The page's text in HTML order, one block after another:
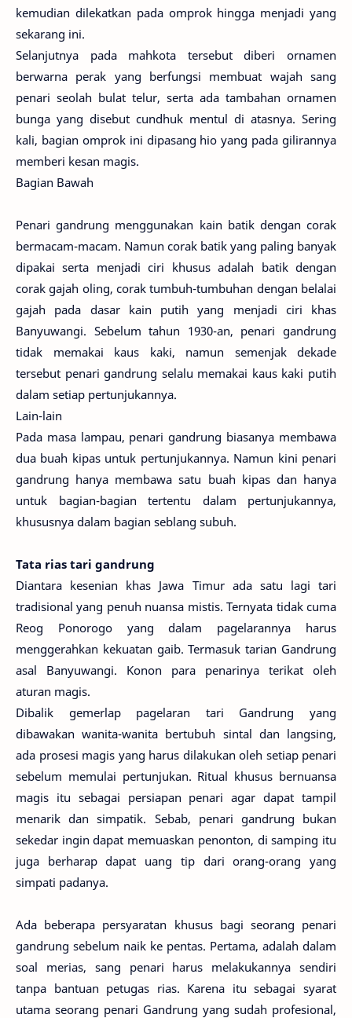
kemudian dilekatkan pada omprok hingga menjadi yang
sekarang ini.
Selanjutnya pada mahkota tersebut diberi ornamen
berwarna perak yang berfungsi membuat wajah sang
penari seolah bulat telur, serta ada tambahan ornamen
bunga yang disebut cundhuk mentul di atasnya. Sering
kali, bagian omprok ini dipasang hio yang pada gilirannya
memberi kesan magis.
Bagian Bawah
Penari gandrung menggunakan kain batik dengan corak
bermacam-macam. Namun corak batik yang paling banyak
dipakai serta menjadi ciri khusus adalah batik dengan
corak gajah oling, corak tumbuh-tumbuhan dengan belalai
gajah pada dasar kain putih yang menjadi ciri khas
Banyuwangi. Sebelum tahun 1930-an, penari gandrung
tidak memakai kaus kaki, namun semenjak dekade
tersebut penari gandrung selalu memakai kaus kaki putih
dalam setiap pertunjukannya.
Lain-lain
Pada masa lampau, penari gandrung biasanya membawa
dua buah kipas untuk pertunjukannya. Namun kini penari
gandrung hanya membawa satu buah kipas dan hanya
untuk bagian-bagian tertentu dalam pertunjukannya,
khususnya dalam bagian seblang subuh.
Tata rias tari gandrung
Diantara kesenian khas Jawa Timur ada satu lagi tari
tradisional yang penuh nuansa mistis. Ternyata tidak cuma
Reog Ponorogo yang dalam pagelarannya harus
menggerahkan kekuatan gaib. Termasuk tarian Gandrung
asal Banyuwangi. Konon para penarinya terikat oleh
aturan magis.
Dibalik gemerlap pagelaran tari Gandrung yang
dibawakan wanita-wanita bertubuh sintal dan langsing,
ada prosesi magis yang harus dilakukan oleh setiap penari
sebelum memulai pertunjukan. Ritual khusus bernuansa
magis itu sebagai persiapan penari agar dapat tampil
menarik dan simpatik. Sebab, penari gandrung bukan
sekedar ingin dapat memuaskan penonton, di samping itu
juga berharap dapat uang tip dari orang-orang yang
simpati padanya.
Ada beberapa persyaratan khusus bagi seorang penari
gandrung sebelum naik ke pentas. Pertama, adalah dalam
soal merias, sang penari harus melakukannya sendiri
tanpa bantuan petugas rias. Karena itu sebagai syarat
utama seorang penari Gandrung yang sudah profesional,